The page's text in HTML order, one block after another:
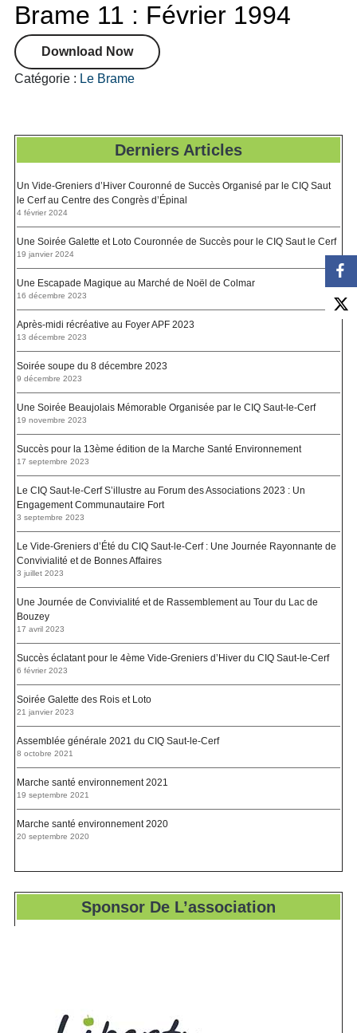
Brame 11 : Février 1994
Download Now
Catégorie : Le Brame
Derniers Articles
Un Vide-Greniers d’Hiver Couronné de Succès Organisé par le CIQ Saut
le Cerf au Centre des Congrès d’Épinal
4 février 2024
Une Soirée Galette et Loto Couronnée de Succès pour le CIQ Saut le Cerf
19 janvier 2024
Une Escapade Magique au Marché de Noël de Colmar
16 décembre 2023
Après-midi récréative au Foyer APF 2023
13 décembre 2023
Soirée soupe du 8 décembre 2023
9 décembre 2023
Une Soirée Beaujolais Mémorable Organisée par le CIQ Saut-le-Cerf
19 novembre 2023
Succès pour la 13ème édition de la Marche Santé Environnement
17 septembre 2023
Le CIQ Saut-le-Cerf S’illustre au Forum des Associations 2023 : Un
Engagement Communautaire Fort
3 septembre 2023
Le Vide-Greniers d’Été du CIQ Saut-le-Cerf : Une Journée Rayonnante de
Convivialité et de Bonnes Affaires
3 juillet 2023
Une Journée de Convivialité et de Rassemblement au Tour du Lac de
Bouzey
17 avril 2023
Succès éclatant pour le 4ème Vide-Greniers d’Hiver du CIQ Saut-le-Cerf
6 février 2023
Soirée Galette des Rois et Loto
21 janvier 2023
Assemblée générale 2021 du CIQ Saut-le-Cerf
8 octobre 2021
Marche santé environnement 2021
19 septembre 2021
Marche santé environnement 2020
20 septembre 2020
Sponsor De L’association